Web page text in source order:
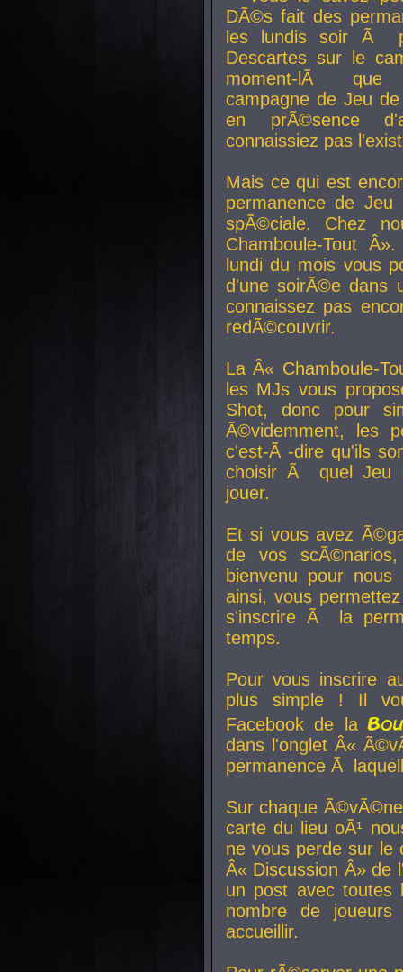
DÃ©s fait des
les lundis soir Ã
Descartes sur le
moment-lÃ que
campagne de Jeu
en prÃ©sence
connaissiez pas
Mais ce qui est
permanence de
spÃ©ciale. Chez
Chamboule-Tout
lundi du mois vous
d'une soirÃ©e dans
connaissez pas
redÃ©couvrir.
La Â« Chamboule-
les MJs vous
Shot, donc pour
Ã©videmment, les
c'est-Ã -dire qu'ils
choisir Ã quel Jeu
jouer.
Et si vous avez
de vos
bienvenu pour
ainsi, vous
s'inscrire Ã la
temps.
Pour vous inscrire
plus simple ! Il
Facebook de la
dans l'onglet Â«
permanence Ã
Sur chaque
carte du lieu oÃ¹
ne vous perde sur le
Â« Discussion Â» de
un post avec toutes
nombre de
accueillir.